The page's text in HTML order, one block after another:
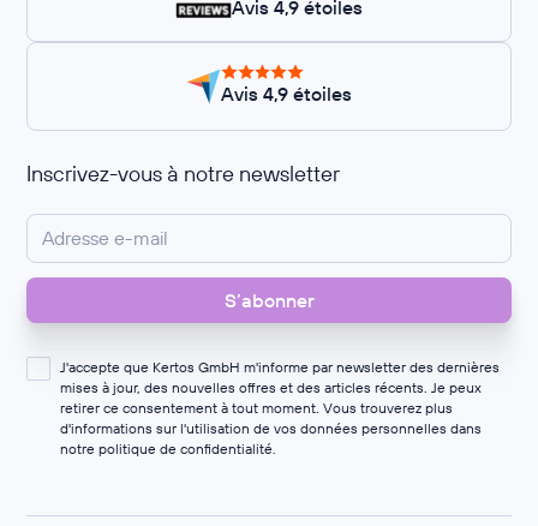
Avis 4,9 étoiles
Avis 4,9 étoiles
Inscrivez-vous à notre newsletter
J'accepte que Kertos GmbH m'informe par newsletter des dernières
mises à jour, des nouvelles offres et des articles récents. Je peux
retirer ce consentement à tout moment. Vous trouverez plus
d'informations sur l'utilisation de vos données personnelles dans
notre politique de confidentialité.